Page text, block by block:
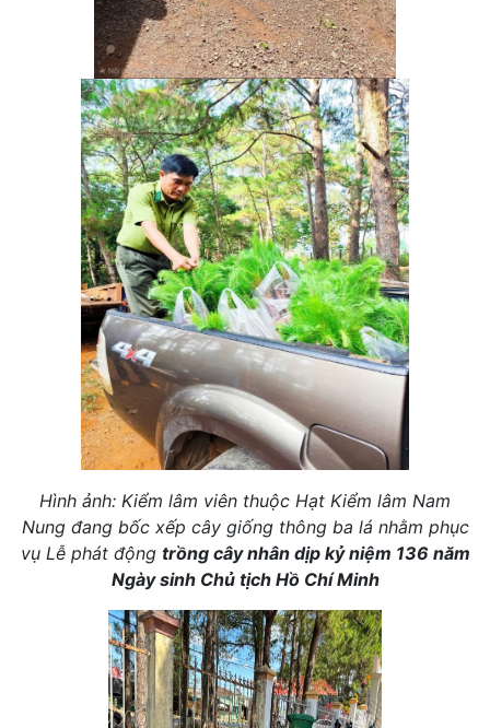
Hình ảnh: Kiểm lâm viên thuộc Hạt Kiểm lâm Nam
Nung đang bốc xếp cây giống thông ba lá nhằm phục
vụ Lễ phát động trồng cây nhân dịp kỷ niệm 136 năm
Ngày sinh Chủ tịch Hồ Chí Minh